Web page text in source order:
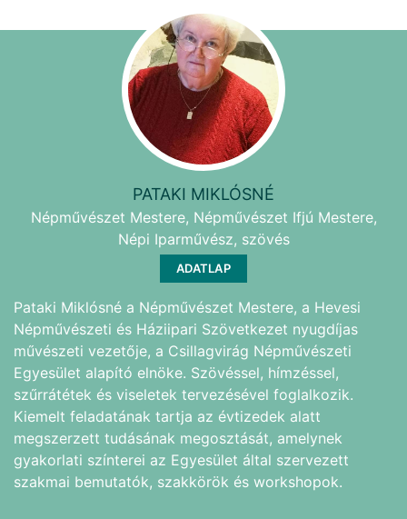
PATAKI MIKLÓSNÉ
Népművészet Mestere, Népművészet Ifjú Mestere,
Népi Iparművész, szövés
ADATLAP
Pataki Miklósné a Népművészet Mestere, a Hevesi
Népművészeti és Háziipari Szövetkezet nyugdíjas
művészeti vezetője, a Csillagvirág Népművészeti
Egyesület alapító elnöke. Szövéssel, hímzéssel,
szűrrátétek és viseletek tervezésével foglalkozik.
Kiemelt feladatának tartja az évtizedek alatt
megszerzett tudásának megosztását, amelynek
gyakorlati színterei az Egyesület által szervezett
szakmai bemutatók, szakkörök és workshopok.